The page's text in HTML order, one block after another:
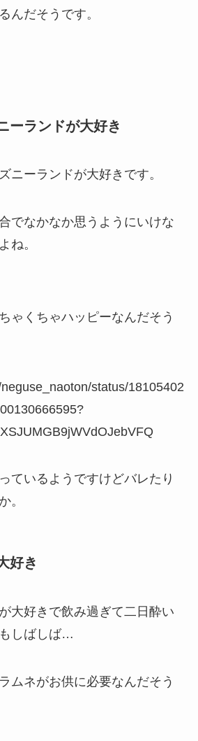
んだそうです。
ーランドが大好き
ニーランドが大好きです。
でなかなか思うようにいけな
ね。
ゃくちゃハッピーなんだそう
status/18105402
00130666595?
ているようですけどバレたり
。
好き
大好きで飲み過ぎて二日酔い
しばしば…
ムネがお供に必要なんだそう